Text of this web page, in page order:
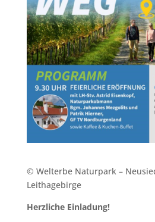
© Welterbe Naturpark –
Leithagebirge
Herzliche Einladung!